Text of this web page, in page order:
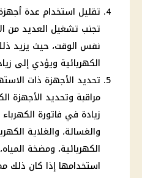
تقليل استخدام عدة
تجنب تشغيل العديد من
نفس الوقت، حيث يزيد
الكهربائية ويؤدي إلى
تحديد الأجهزة ذات
مراقبة وتحديد الأجهزة
زيادة في فاتورة
والغسالة، والغلاية
الكهربائية، ومضخة
استخدامها إذا كان ذلك